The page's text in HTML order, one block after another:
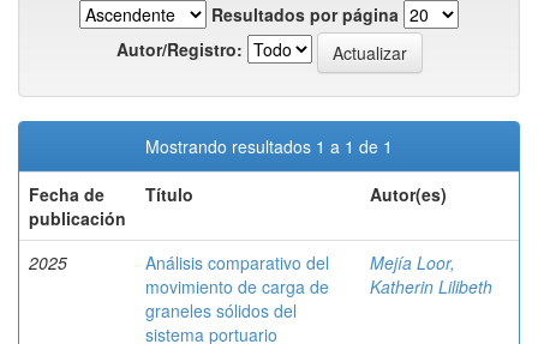
Resultados por página
Autor/Registro:
Mostrando resultados 1 a 1 de 1
Fecha de
publicación
Título Autor(es)
2025
Análisis comparativo del
movimiento de carga de
graneles sólidos del
sistema portuario
Mejía Loor,
Katherin Lilibeth